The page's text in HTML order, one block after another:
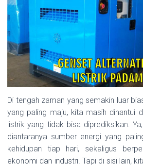
Di tengah zaman yang semakin luar
yang paling maju, kita masih dihantui
listrik yang tidak bisa diprediksikan.
diantaranya sumber energi yang
kehidupan tiap hari, sekaligus
ekonomi dan industri. Tapi di sisi lain,